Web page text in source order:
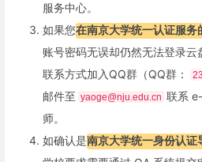
服务中心。
如果您在南京大学统一认证服务
账号密码无误却仍然无法登录云
联系方式加入QQ群（QQ群：
邮件至 yaoge@nju.edu.cn 联系
师。
如确认是南京大学统一身份认证